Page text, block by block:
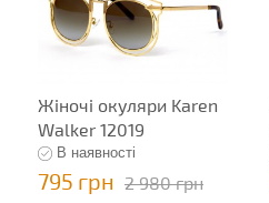
Жіночі окуляри Karen
Walker 12019
В наявності
795 грн 2 980 грн